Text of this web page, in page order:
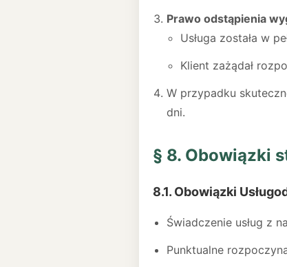
Prawo odstąpienia
Usługa została w
Klient zażądał
W przypadku
dni.
§ 8. Obowiązki
8.1. Obowiązki
Świadczenie usług z
Punktualne